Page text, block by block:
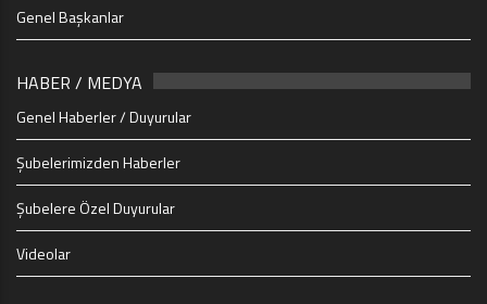
Genel Başkanlar
HABER / MEDYA
Genel Haberler / Duyurular
Şubelerimizden Haberler
Şubelere Özel Duyurular
Videolar